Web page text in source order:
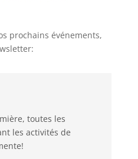
prochains événements,
toutes les
les activités de